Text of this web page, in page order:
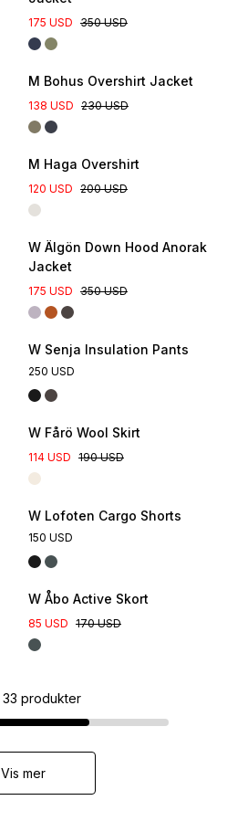
175 USD 350 USD
M Bohus Overshirt Jacket
138 USD 230 USD
M Haga Overshirt
120 USD 200 USD
W Älgön Down Hood Anorak
Jacket
175 USD 350 USD
W Senja Insulation Pants
250 USD
W Fårö Wool Skirt
114 USD 190 USD
W Lofoten Cargo Shorts
150 USD
W Åbo Active Skort
85 USD 170 USD
33 produkter
Vis mer